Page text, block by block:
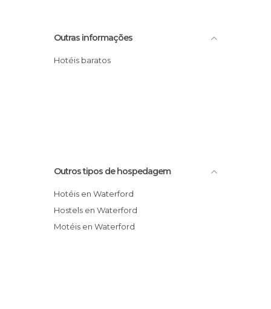
Outras informações
Hotéis baratos
Outros tipos de hospedagem
Hotéis en Waterford
Hostels en Waterford
Motéis en Waterford